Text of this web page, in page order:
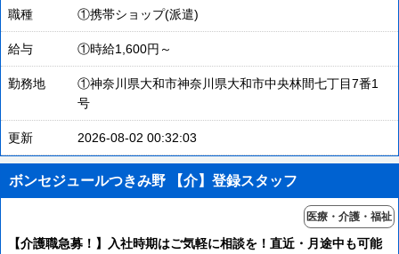
職種 ①携帯ショップ(派遣)
給与 ①時給1,600円～
勤務地
①神奈川県大和市神奈川県大和市中央林間七丁目7番1
号
更新 2026-08-02 00:32:03
ボンセジュールつきみ野 【介】登録スタッフ
医療・介護・福祉
【介護職急募！】入社時期はご気軽に相談を！直近・月途中も可能